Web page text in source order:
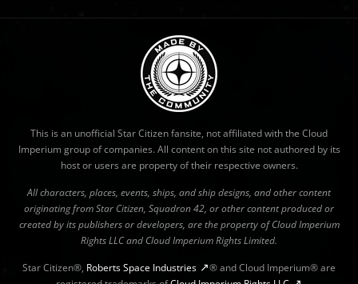
This is an unofficial Star Citizen fansite, not affiliated with the Cloud
Imperium group of companies. All content on this site not authored by its
host or users are property of their respective owners.
All characters, places, events, ships, and ship designs, and other content
originating from Star Citizen, Squadron 42, or other content produced or
created by its publishers or developers, are the property of Cloud Imperium
Rights LLC and Cloud Imperium Rights Limited.
Star Citizen®, Roberts Space Industries
® and Cloud Imperium® are